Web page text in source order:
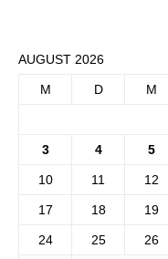
AUGUST 2026
M D M
3 4 5
10 11 12
17 18 19
24 25 26